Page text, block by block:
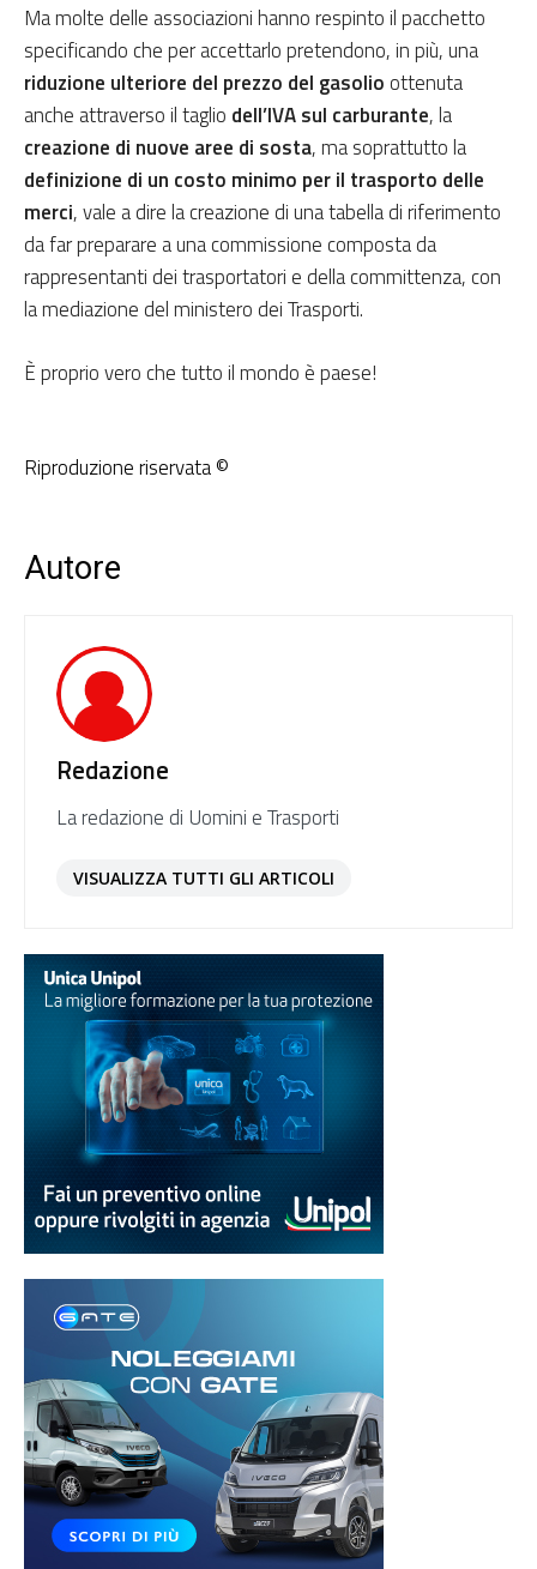
Ma molte delle associazioni hanno respinto il pacchetto
specificando che per accettarlo pretendono, in più, una
riduzione ulteriore del prezzo del gasolio ottenuta
anche attraverso il taglio dell’IVA sul carburante, la
creazione di nuove aree di sosta, ma soprattutto la
definizione di un costo minimo per il trasporto delle
merci, vale a dire la creazione di una tabella di riferimento
da far preparare a una commissione composta da
rappresentanti dei trasportatori e della committenza, con
la mediazione del ministero dei Trasporti.
È proprio vero che tutto il mondo è paese!
Riproduzione riservata ©
Autore
Redazione
La redazione di Uomini e Trasporti
VISUALIZZA TUTTI GLI ARTICOLI